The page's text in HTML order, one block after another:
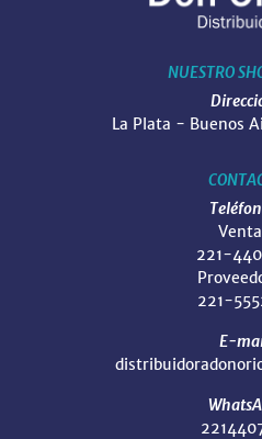
NUESTRO
La Plata - Buenos
221-
221-
E-